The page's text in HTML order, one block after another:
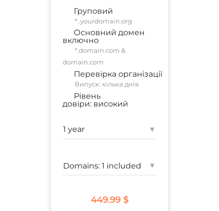
Груповий
* .yourdomain.org
Основний домен
включно
*.domain.com &
domain.com
Перевірка організації
Випуск: кілька днів
Рівень
довіри: високий
Гарантія: 1 250 000 $
▾
▾
449.99 $